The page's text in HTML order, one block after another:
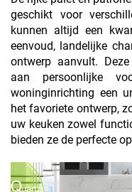
geschikt voor
kunnen altijd een
eenvoud, landelijke
ontwerp aanvult.
aan persoonlijke
woninginrichting een
het favoriete ontwerp,
uw keuken zowel
bieden ze de perfecte